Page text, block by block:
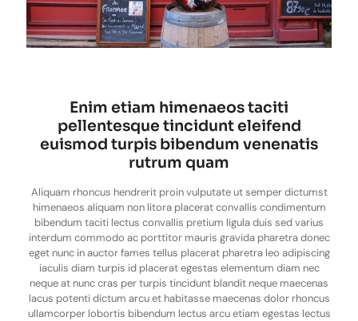
Enim etiam himenaeos taciti
pellentesque tincidunt eleifend
euismod turpis bibendum venenatis
rutrum quam
Aliquam rhoncus hendrerit proin vulputate ut semper dictumst
himenaeos aliquam non litora placerat convallis condimentum
bibendum taciti lectus convallis pretium ligula duis sed varius
interdum commodo ac porttitor mauris gravida pharetra donec
eget nunc in auctor fames tellus placerat pharetra leo adipiscing
iaculis diam turpis id placerat egestas elementum diam nec
neque at nunc cras per turpis tincidunt blandit neque maecenas
lacus potenti dictum arcu et habitasse maecenas dolor rhoncus
ullamcorper lobortis bibendum lectus arcu etiam egestas lectus